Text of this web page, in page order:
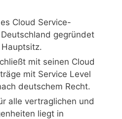
Cloud Service-
gegründet
mit seinen Cloud
mit Service Level
deutschem Recht.
alle vertraglichen und
liegt in